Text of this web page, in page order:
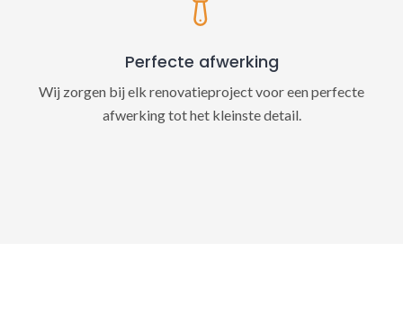
Perfecte afwerking
Wij zorgen bij elk renovatieproject voor een perfecte
afwerking tot het kleinste detail.